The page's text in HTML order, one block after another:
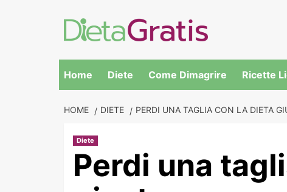
to
content
Home Diete Come Dimagrire Ricette
HOME DIETE PERDI UNA TAGLIA CON LA DIETA
Diete
Perdi una